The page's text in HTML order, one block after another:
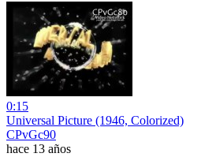
0:15
Universal Picture (1946, Colorized)
CPvGc90
hace 13 años